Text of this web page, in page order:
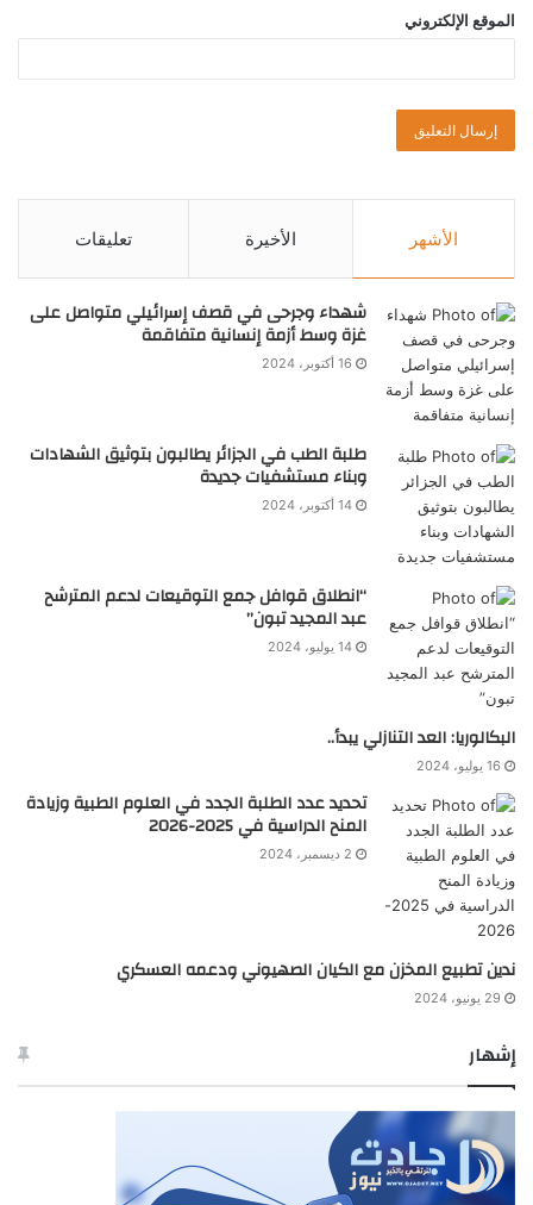
الموقع الإلكتروني
الأشهر الأخيرة تعليقات
شهداء وجرحى في قصف إسرائيلي متواصل على
غزة وسط أزمة إنسانية متفاقمة
16 أكتوبر، 2024
طلبة الطب في الجزائر يطالبون بتوثيق الشهادات
وبناء مستشفيات جديدة
14 أكتوبر، 2024
“انطلاق قوافل جمع التوقيعات لدعم المترشح
عبد المجيد تبون”
14 يوليو، 2024
البكالوريا: العد التنازلي يبدأ..
16 يوليو، 2024
تحديد عدد الطلبة الجدد في العلوم الطبية وزيادة
المنح الدراسية في 2025-2026
2 ديسمبر، 2024
ندين تطبيع المخزن مع الكيان الصهيوني ودعمه العسكري
29 يونيو، 2024
إشهار